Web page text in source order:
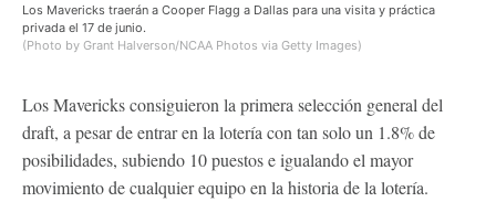
Los Mavericks traerán a Cooper Flagg a Dallas para una visita y práctica
privada el 17 de junio.
(Photo by Grant Halverson/NCAA Photos via Getty Images)
Los Mavericks consiguieron la primera selección general del
draft, a pesar de entrar en la lotería con tan solo un 1.8% de
posibilidades, subiendo 10 puestos e igualando el mayor
movimiento de cualquier equipo en la historia de la lotería.